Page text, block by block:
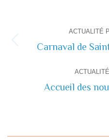
de
commentaire
ACTUALITÉ
Carnaval de
Accueil des